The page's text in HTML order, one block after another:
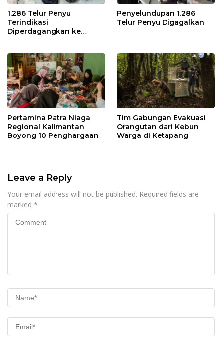
1.286 Telur Penyu
Terindikasi
Diperdagangkan ke
Penyelundupan 1.286
Telur Penyu Digagalkan
Pertamina Patra Niaga
Regional Kalimantan
Boyong 10 Penghargaan
Tim Gabungan Evakuasi
Orangutan dari Kebun
Warga di Ketapang
Leave a Reply
Your email address will not be published. Required fields are
marked *